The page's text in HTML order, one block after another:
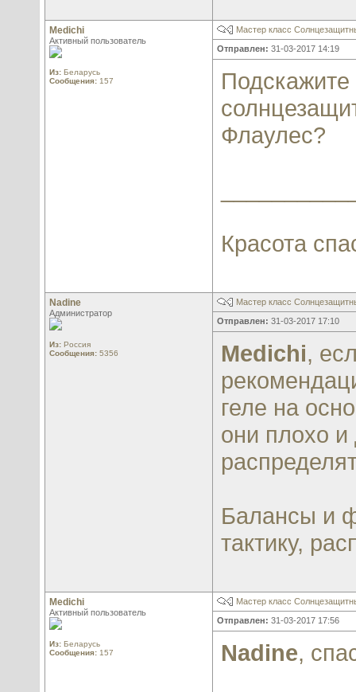
Medichi
Активный пользователь
Из: Беларусь
Сообщения: 157
Мастер класс
Отправлен: 31-03-2017 14:19
Флаулес?
Красота
Nadine
Администратор
Из: Россия
Сообщения: 5356
Мастер класс
Отправлен: 31-03-2017 17:10
Medichi,
геле на
они плохо и
Балансы и
тактику,
Medichi
Активный пользователь
Из: Беларусь
Сообщения: 157
Мастер класс
Отправлен: 31-03-2017 17:56
Nadine,